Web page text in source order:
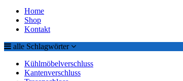
Home
Shop
Kontakt
alle Schlagwörter
Kühlmöbelverschluss
Kantenverschluss